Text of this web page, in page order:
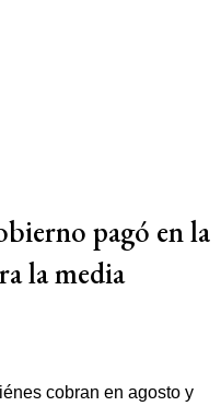
pagó en la
la media